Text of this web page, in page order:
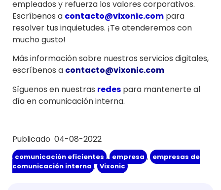
empleados y refuerza los valores corporativos.
Escríbenos a contacto@vixonic.com para
resolver tus inquietudes. ¡Te atenderemos con
mucho gusto!
Más información sobre nuestros servicios digitales,
escríbenos a contacto@vixonic.com
Síguenos en nuestras redes para mantenerte al
día en comunicación interna.
Publicado 04-08-2022
comunicación eficientes , empresa , empresas de
comunicación interna , Vixonic